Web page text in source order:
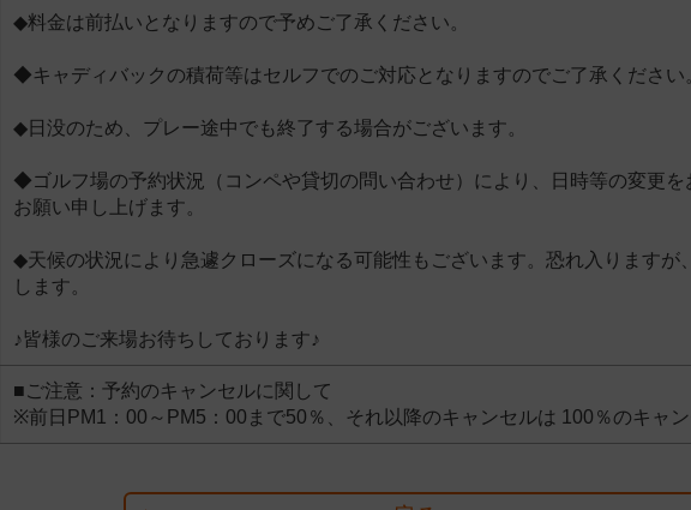
◆料金は前払いとなりますので予めご了承ください。
◆キャディバックの積荷等はセルフでのご対応となりますのでご了承ください
◆日没のため、プレー途中でも終了する場合がございます。
◆ゴルフ場の予約状況（コンペや貸切の問い合わせ）により、日時等の変更を
お願い申し上げます。
◆天候の状況により急遽クローズになる可能性もございます。恐れ入ります
します。
♪皆様のご来場お待ちしております♪
■ご注意：予約のキャンセルに関して
※前日PM1：00～PM5：00まで50％、それ以降のキャンセルは 100％のキャ